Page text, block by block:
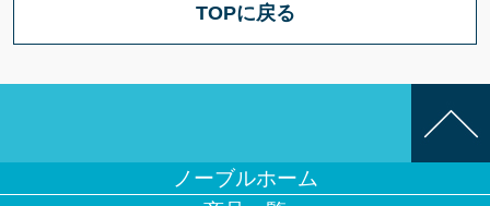
TOPに戻る
ノーブルホーム